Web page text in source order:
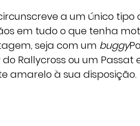
a um único tipo
em tudo o que tenha
seja com um buggy
Rallycross ou um
amarelo à sua disposição.